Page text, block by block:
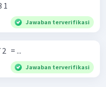
3 1
Jawaban terverifikasi
= ...
Jawaban terverifikasi